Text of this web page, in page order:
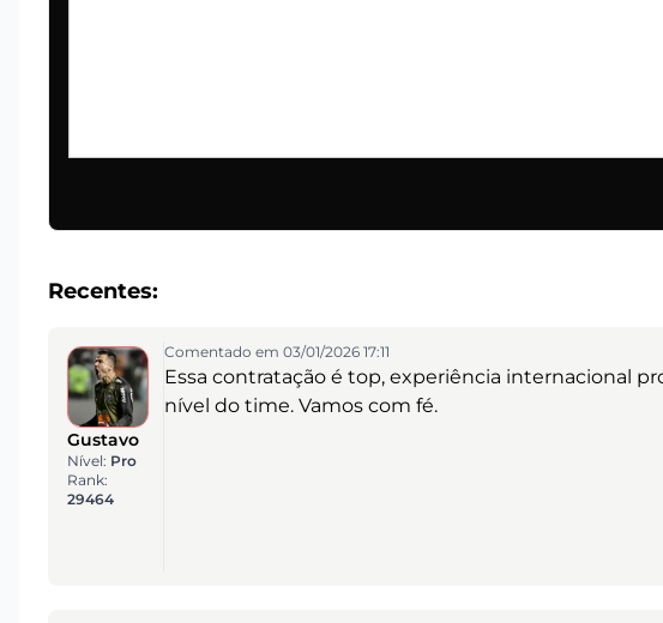
Recentes:
Gustavo
Nível: Pro
Rank:
29464
Comentado em 03/01/2026 17:11
Essa contratação é top, experiência internacional
nível do time. Vamos com fé.